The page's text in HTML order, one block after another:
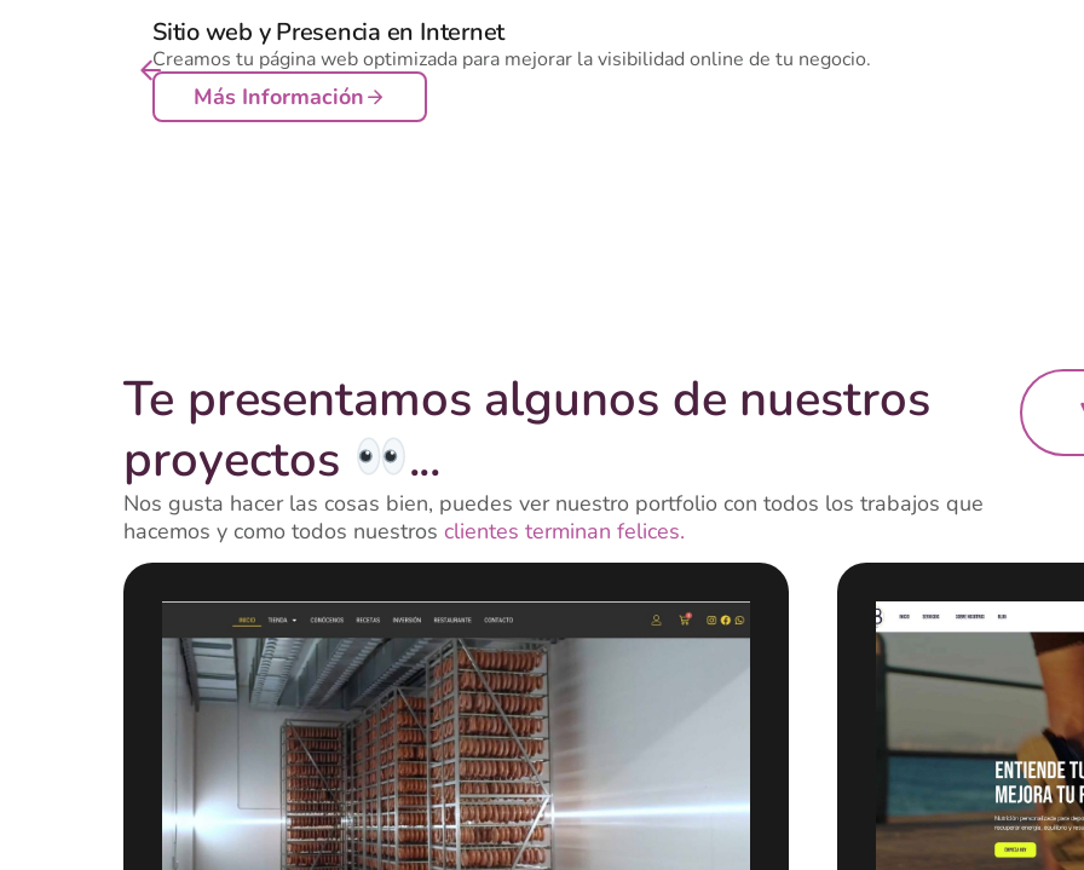
Sitio web y Presencia en Internet
Creamos tu página web optimizada para mejorar la visibilidad online de tu negocio.
Más Información
Te presentamos algunos de nuestros
proyectos
...
Nos gusta hacer las cosas bien, puedes ver nuestro portfolio con todos los trabajos que
hacemos y como todos nuestros clientes terminan felices.